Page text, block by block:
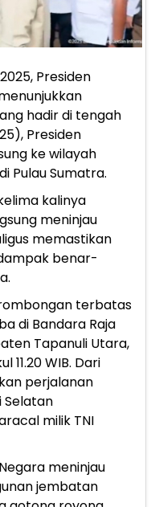
Presiden
hadir di tengah
Presiden
ke wilayah
Pulau Sumatra.
kalinya
meninjau
memastikan
benar-
terbatas
di Bandara Raja
Tapanuli Utara,
11.20 WIB. Dari
perjalanan
Selatan
milik TNI
meninjau
jembatan